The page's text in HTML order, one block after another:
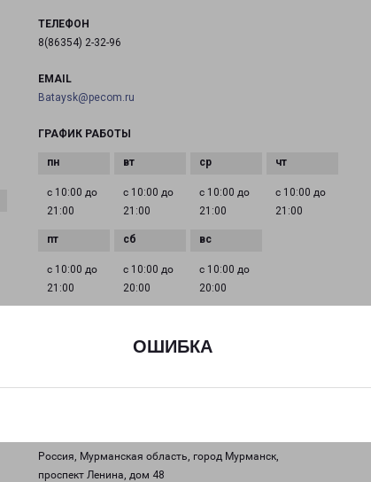
ОШИБКА
ТЕЛЕФОН
8(86354) 2-32-96
EMAIL
Bataysk@pecom.ru
ГРАФИК РАБОТЫ
с 10:00 до
21:00
с 10:00 до
21:00
с 10:00 до
21:00
с 10:00 до
21:00
с 10:00 до
21:00
с 10:00 до
20:00
с 10:00 до
20:00
Россия, Мурманская область, город Мурманск,
проспект Ленина, дом 48